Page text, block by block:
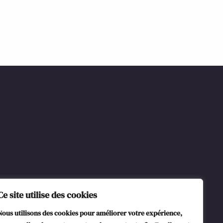
site utilise des cookies
utilisons des cookies pour améliorer votre expérience,